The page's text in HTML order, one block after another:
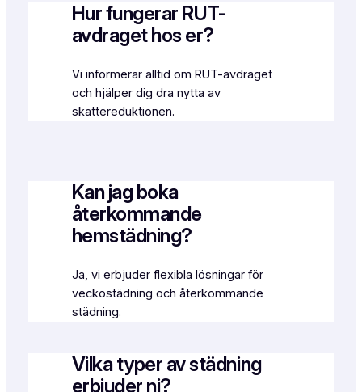
Hur fungerar RUT-
avdraget hos er?
Vi informerar alltid om RUT-avdraget
och hjälper dig dra nytta av
skattereduktionen.
Kan jag boka
återkommande
hemstädning?
Ja, vi erbjuder flexibla lösningar för
veckostädning och återkommande
städning.
Vilka typer av städning
erbjuder ni?